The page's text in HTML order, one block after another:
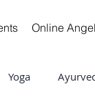
Online
Yoga